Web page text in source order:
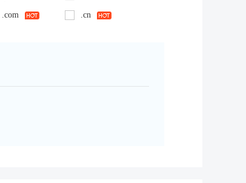
.com .cn